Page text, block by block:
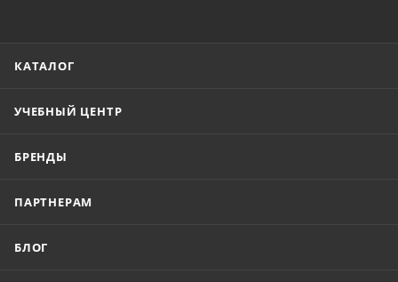
КАТАЛОГ
УЧЕБНЫЙ ЦЕНТР
БРЕНДЫ
ПАРТНЕРАМ
БЛОГ